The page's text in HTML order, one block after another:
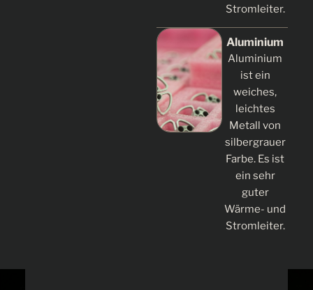
Stromleiter.
Aluminium
Aluminium
ist ein
weiches,
leichtes
Metall von
silbergrauer
Farbe. Es ist
ein sehr
guter
Wärme- und
Stromleiter.